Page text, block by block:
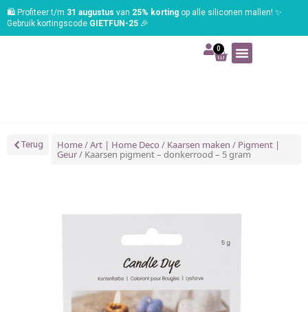
🛍️ Profiteer t/m 31 augustus van 25% korting op alle siliconen mallen! ✨
Gebruik kortingscode GIETFUN-25 🎉
0
Terug Home/Art | Home Deco / Kaarsen maken / Pigment |
Geur/ Kaarsen pigment – donkerrood – 5 gram